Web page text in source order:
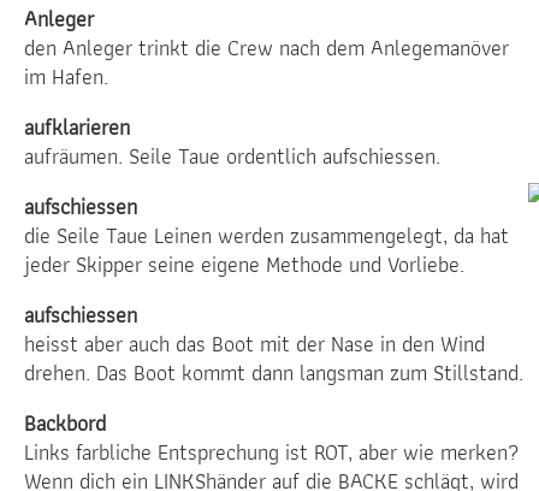
Anleger
den Anleger trinkt die Crew nach dem Anlegemanöver
im Hafen.
aufklarieren
aufräumen. Seile Taue ordentlich aufschiessen.
aufschiessen
die Seile Taue Leinen werden zusammengelegt, da hat
jeder Skipper seine eigene Methode und Vorliebe.
aufschiessen
heisst aber auch das Boot mit der Nase in den Wind
drehen. Das Boot kommt dann langsman zum Stillstand.
Backbord
Links farbliche Entsprechung ist ROT, aber wie merken?
Wenn dich ein LINKShänder auf die BACKE schlägt, wird